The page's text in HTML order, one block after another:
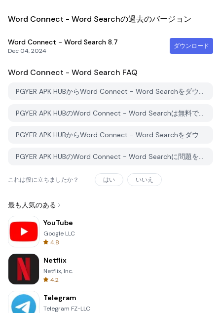
Word Connect - Word Searchの過去のバージョン
Word Connect - Word Search 8.7
Dec 04, 2024
ダウンロード
Word Connect - Word Search FAQ
PGYER APK HUBからWord Connect - Word Searchをダウンロードする方法は？
PGYER APK HUBのWord Connect - Word Searchは無料でダウンロードできますか？
PGYER APK HUBからWord Connect - Word Searchをダウンロードするにはアカウントが必要ですか？
PGYER APK HUBのWord Connect - Word Searchに問題を報告する方法は？
これは役に立ちましたか？ はい いいえ
最も人気のある
YouTube
Google LLC
4.8
Netflix
Netflix, Inc.
4.2
Telegram
Telegram FZ-LLC